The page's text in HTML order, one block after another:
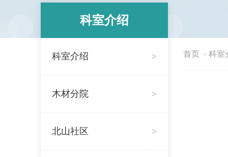
科室介绍
科室介绍 >
木材分院 >
北山社区 >
首页 > 科室